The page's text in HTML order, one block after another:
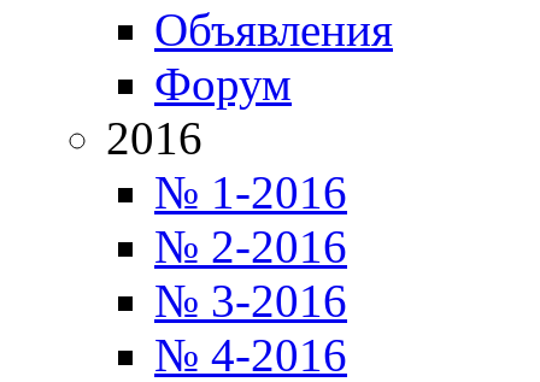
Объявления
Форум
2016
№ 1-2016
№ 2-2016
№ 3-2016
№ 4-2016